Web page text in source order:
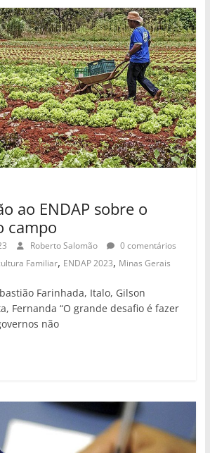
ao ENDAP sobre o
campo
Roberto Salomão
0 comentários
Familiar, ENDAP 2023, Minas Gerais
Farinhada, Italo, Gilson
Fernanda “O grande desafio é fazer
não